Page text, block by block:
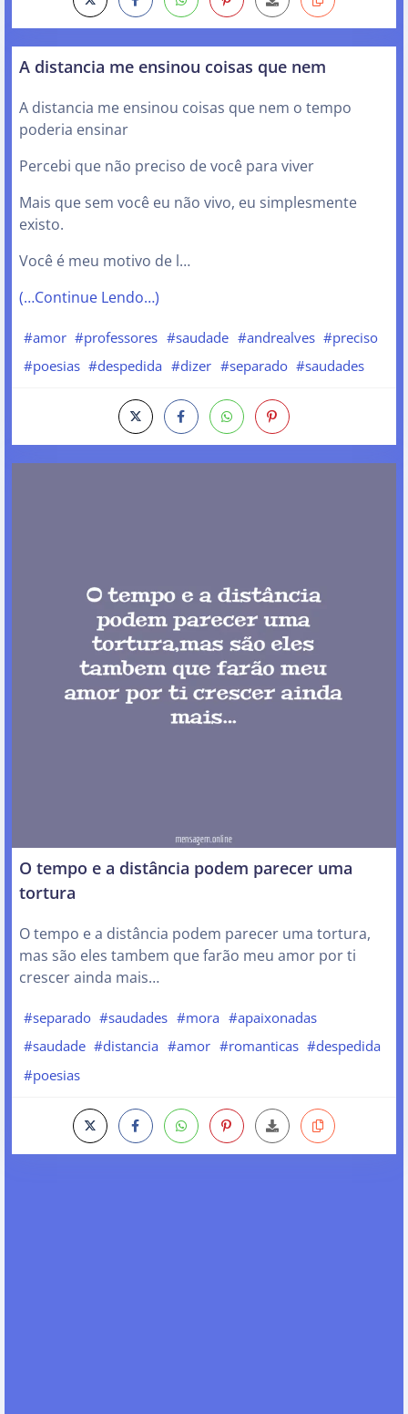
A distancia me ensinou coisas que nem
A distancia me ensinou coisas que nem o tempo
poderia ensinar
Percebi que não preciso de você para viver
Mais que sem você eu não vivo, eu simplesmente
existo.
Você é meu motivo de l…
(…Continue Lendo…)
#amor #professores #saudade #andrealves #preciso
#poesias #despedida #dizer #separado #saudades
O tempo e a distância podem parecer uma
tortura
O tempo e a distância podem parecer uma tortura,
mas são eles tambem que farão meu amor por ti
crescer ainda mais…
#separado #saudades #mora #apaixonadas
#saudade #distancia #amor #romanticas #despedida
#poesias